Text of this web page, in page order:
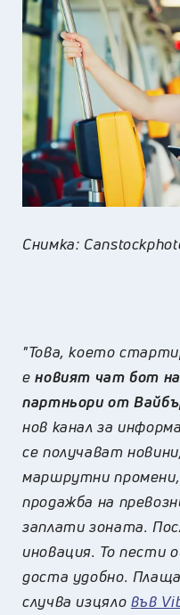
Снимка:
"Това, което
еновият чат бот
партньори от
нов канал за
се получават
маршрутни промени,
продажба на
заплати зоната.
иновация. То пести
доста удобно.
случва изцяло във